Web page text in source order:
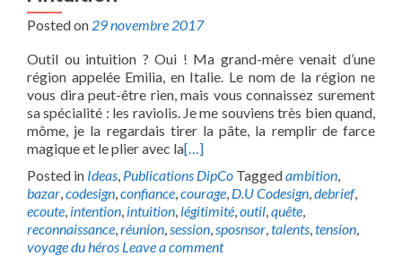
Posted on 29 novembre 2017
Outil ou intuition ? Oui ! Ma grand-mère venait d’une
région appelée Emilia, en Italie. Le nom de la région ne
vous dira peut-être rien, mais vous connaissez surement
sa spécialité : les raviolis. Je me souviens très bien quand,
môme, je la regardais tirer la pâte, la remplir de farce
magique et le plier avec la[…]
Posted in Ideas, Publications DipCo Taggedambition,
bazar,codesign,confiance,courage, D.U Codesign,debrief,
ecoute, intention, intuition, légitimité,outil,quête,
reconnaissance,réunion,session,sposnsor,talents,tension,
voyage du héros Leave a comment